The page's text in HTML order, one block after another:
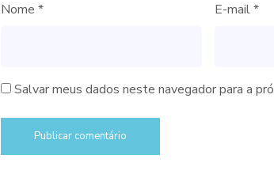
Nome * E-mail*
Salvar meus dados neste navegador para a